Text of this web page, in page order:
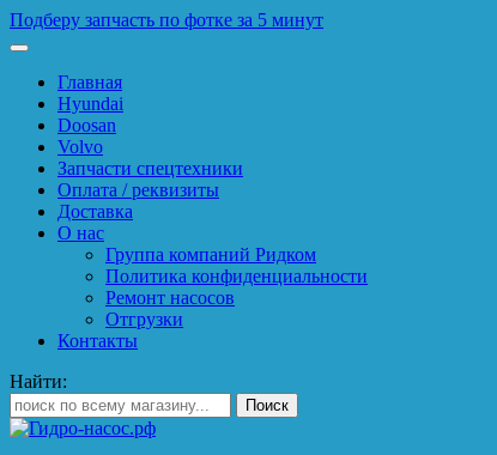
Подберу запчасть по фотке за 5 минут
Главная
Hyundai
Doosan
Volvo
Запчасти спецтехники
Оплата / реквизиты
Доставка
О нас
Группа компаний Ридком
Политика конфиденциальности
Ремонт насосов
Отгрузки
Контакты
Найти: